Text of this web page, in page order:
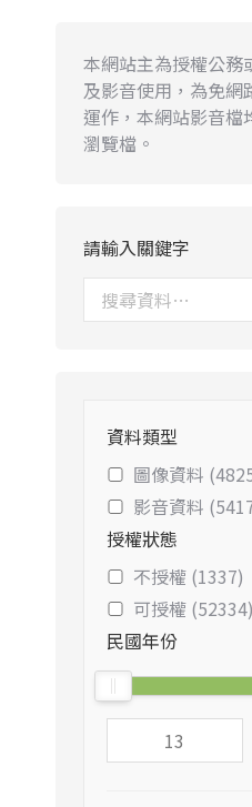
本網站主為授權公務
及影音使用，為免網
運作，本網站影音檔
瀏覽檔。
請輸入關鍵字
資料類型
圖像資料
影音資料
授權狀態
不授權 (1337)
可授權 (52334)
民國年份